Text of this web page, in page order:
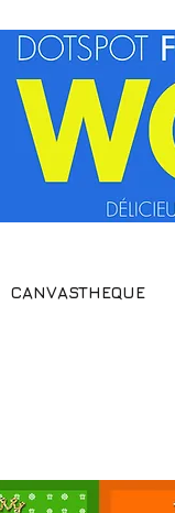
CANVASTHEQUE